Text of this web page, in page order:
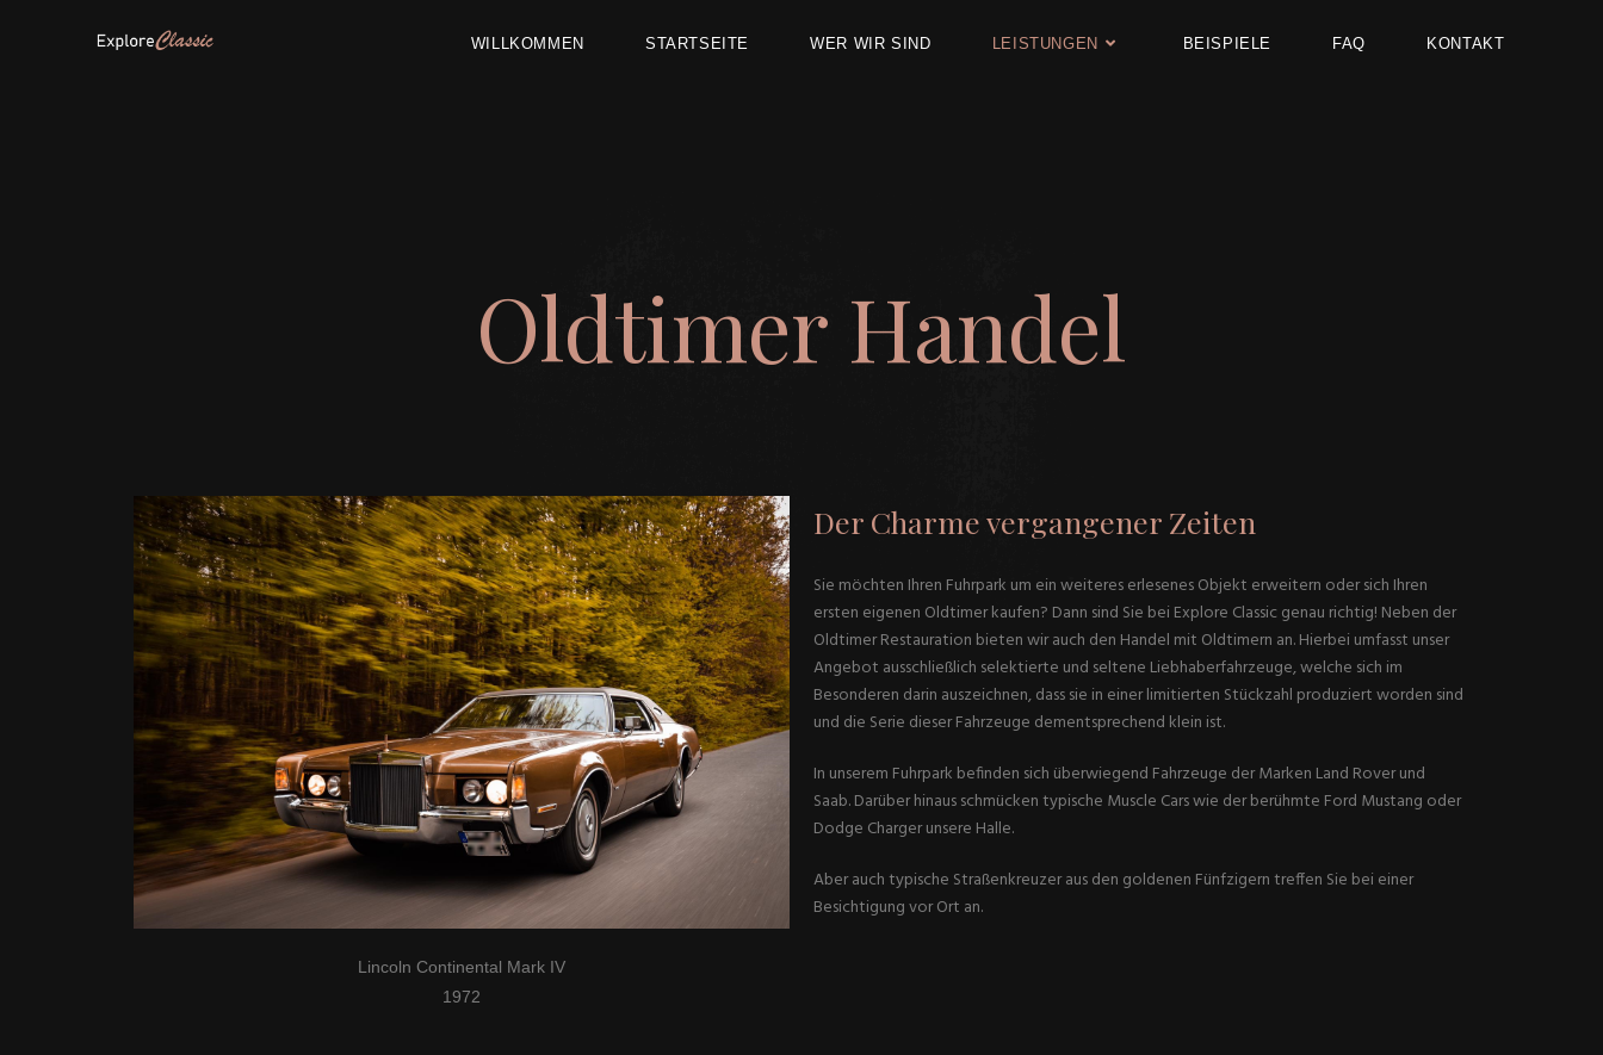
WILLKOMMEN STARTSEITE WER WIR SIND LEISTUNGEN BEISPIELE FAQ KONTAKT
Oldtimer Handel
Lincoln Continental Mark IV
1972
Der Charme vergangener Zeiten
Sie möchten Ihren Fuhrpark um ein weiteres erlesenes Objekt erweitern oder sich Ihren
ersten eigenen Oldtimer kaufen? Dann sind Sie bei Explore Classic genau richtig! Neben der
Oldtimer Restauration bieten wir auch den Handel mit Oldtimern an. Hierbei umfasst unser
Angebot ausschließlich selektierte und seltene Liebhaberfahrzeuge, welche sich im
Besonderen darin auszeichnen, dass sie in einer limitierten Stückzahl produziert worden sind
und die Serie dieser Fahrzeuge dementsprechend klein ist.
In unserem Fuhrpark befinden sich überwiegend Fahrzeuge der Marken Land Rover und
Saab. Darüber hinaus schmücken typische Muscle Cars wie der berühmte Ford Mustang oder
Dodge Charger unsere Halle.
Aber auch typische Straßenkreuzer aus den goldenen Fünfzigern treffen Sie bei einer
Besichtigung vor Ort an.